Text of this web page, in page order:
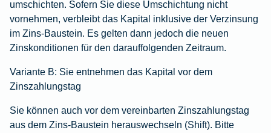
umschichten. Sofern Sie diese Umschichtung nicht
vornehmen, verbleibt das Kapital inklusive der Verzinsung
im Zins-Baustein. Es gelten dann jedoch die neuen
Zinskonditionen für den darauffolgenden Zeitraum.
Variante B: Sie entnehmen das Kapital vor dem
Zinszahlungstag
Sie können auch vor dem vereinbarten Zinszahlungstag
aus dem Zins-Baustein herauswechseln (Shift). Bitte